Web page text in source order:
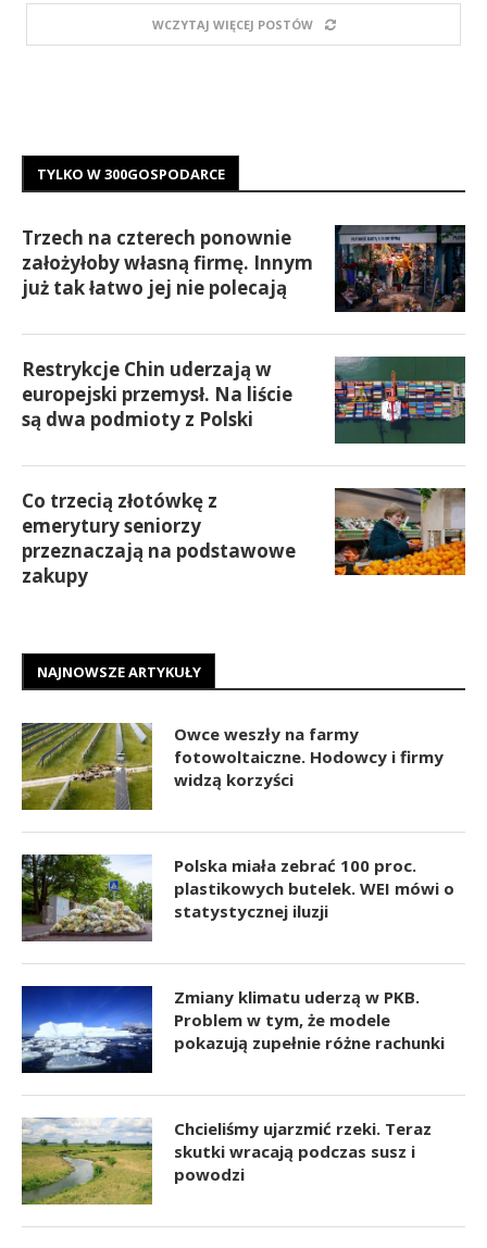
WCZYTAJ WIĘCEJ POSTÓW
TYLKO W 300GOSPODARCE
Trzech na czterech ponownie
założyłoby własną firmę. Innym
już tak łatwo jej nie polecają
Restrykcje Chin uderzają w
europejski przemysł. Na liście
są dwa podmioty z Polski
Co trzecią złotówkę z
emerytury seniorzy
przeznaczają na podstawowe
zakupy
NAJNOWSZE ARTYKUŁY
Owce weszły na farmy
fotowoltaiczne. Hodowcy i firmy
widzą korzyści
Polska miała zebrać 100 proc.
plastikowych butelek. WEI mówi o
statystycznej iluzji
Zmiany klimatu uderzą w PKB.
Problem w tym, że modele
pokazują zupełnie różne rachunki
Chcieliśmy ujarzmić rzeki. Teraz
skutki wracają podczas susz i
powodzi